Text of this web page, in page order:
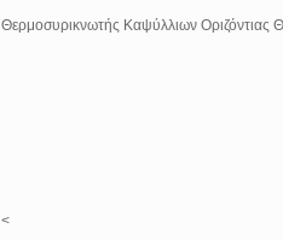
Θερμοσυρικνωτής Καψύλλιων Οριζόντιας
<